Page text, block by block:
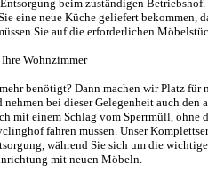
beim zuständigen
eine neue Küche geliefert bekommen,
Sie auf die erforderlichen
Wohnzimmer
benötigt? Dann machen wir Platz für
nehmen bei dieser Gelegenheit auch
mit einem Schlag vom Sperrmüll, ohne
fahren müssen. Unser
während Sie sich um die
mit neuen Möbeln.